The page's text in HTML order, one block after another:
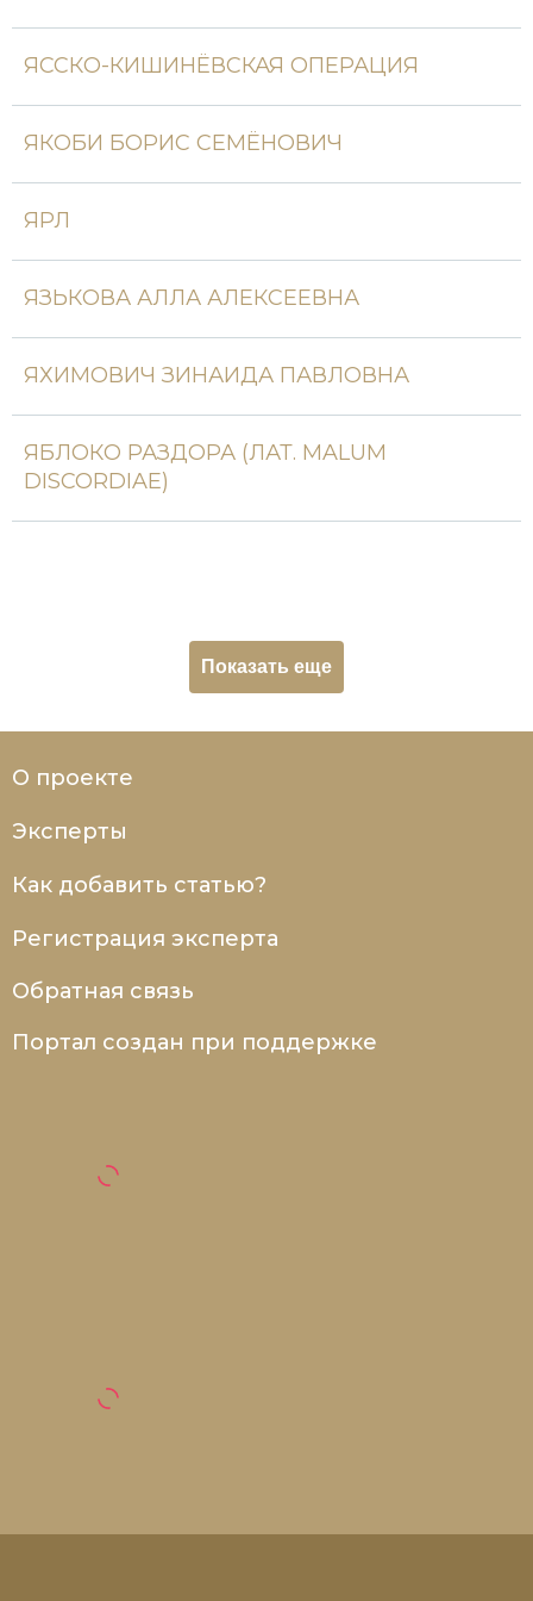
Новая история
Новейшая история
Нумизматика
Образование
Общественные объединения и организации
Политическая история
Революции и народные движения
Россия
Северная Америка
ЯССКО-КИШИНЁВСКАЯ ОПЕРАЦИЯ
ЯКОБИ БОРИС СЕМЁНОВИЧ
ЯРЛ
ЯЗЬКОВА АЛЛА АЛЕКСЕЕВНА
ЯХИМОВИЧ ЗИНАИДА ПАВЛОВНА
ЯБЛОКО РАЗДОРА (ЛАТ. MALUM
DISCORDIAE)
Показать еще
О проекте
Эксперты
Как добавить статью?
Регистрация эксперта
Обратная связь
Портал создан при поддержке